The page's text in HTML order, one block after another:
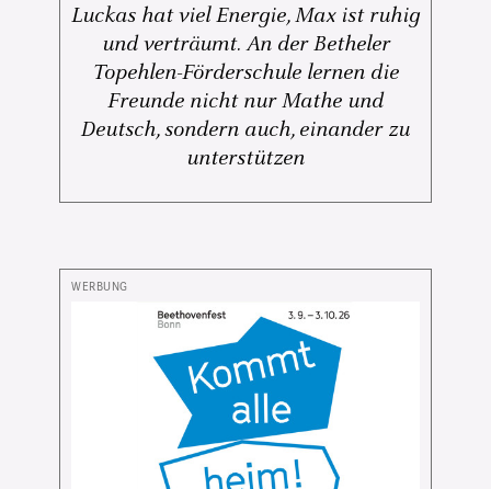
Luckas hat viel Energie, Max ist ruhig
und verträumt. An der Betheler
Topehlen-Förderschule lernen die
Freunde nicht nur Mathe und
Deutsch, sondern auch, einander zu
unterstützen